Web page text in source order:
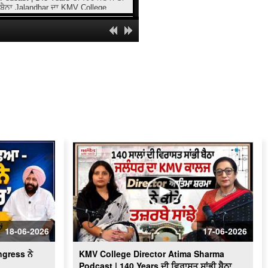
ਬੈਠਾ Jalandhar ਦਾ KMV College
Makhsoospuri
ਮੇਅਰ ਪਦਮਜੀਤ ਸਿੰਘ ਮਹਿਤਾ ਨਾਲ ਵਿਸ਼ੇਸ਼
ਗੱਲਬਾਤ
Femina Miss India : Yashika Sharma
ਕਿਵੇਂ ਬਣੀ Jalandhar ਦੀ ਕੁੜੀ ?
PTC ਛੱਡਣਾ ਜ਼ਰੂਰੀ ਸੀ ਜਾਂ ਮਜ਼ਬੂਰੀ ?
Rabindra Narayan ਨੇ ਦੱਸੇ ਚੈਨਲਾਂ ਦੇ ਭੇਤ
MLA Sukhanand ਦਾ ਖੁੱਲ੍ਹਾ challenge
18-06-2026
ਨੇ
17-06-2026
KMV College Director Atima Sharma